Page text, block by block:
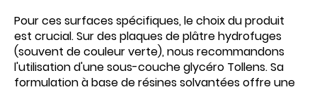
Pour ces surfaces spécifiques, le choix du produit
est crucial. Sur des plaques de plâtre hydrofuges
(souvent de couleur verte), nous recommandons
l'utilisation d'une sous-couche glycéro Tollens. Sa
formulation à base de résines solvantées offre une